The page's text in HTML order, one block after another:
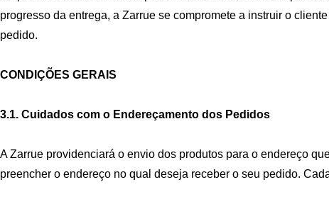
progresso da entrega, a Zarrue se compromete a instruir o
pedido.
CONDIÇÕES GERAIS
3.1. Cuidados com o Endereçamento dos Pedidos
A Zarrue providenciará o envio dos produtos para o endereço
preencher o endereço no qual deseja receber o seu pedido.